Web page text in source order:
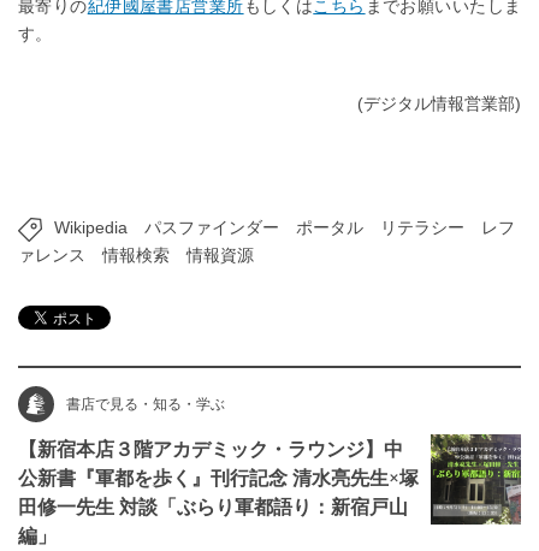
最寄りの紀伊國屋書店営業所もしくはこちら までお願いいたしま
す。
(デジタル情報営業部)
Wikipedia パスファインダー ポータル リテラシー
レフ
ァレンス
情報検索 情報資源
書店で見る・知る・学ぶ
【新宿本店３階アカデミック・ラウンジ】中
公新書『軍都を歩く』刊行記念 清水亮先生×塚
田修一先生 対談「ぶらり軍都語り：新宿戸山
編」